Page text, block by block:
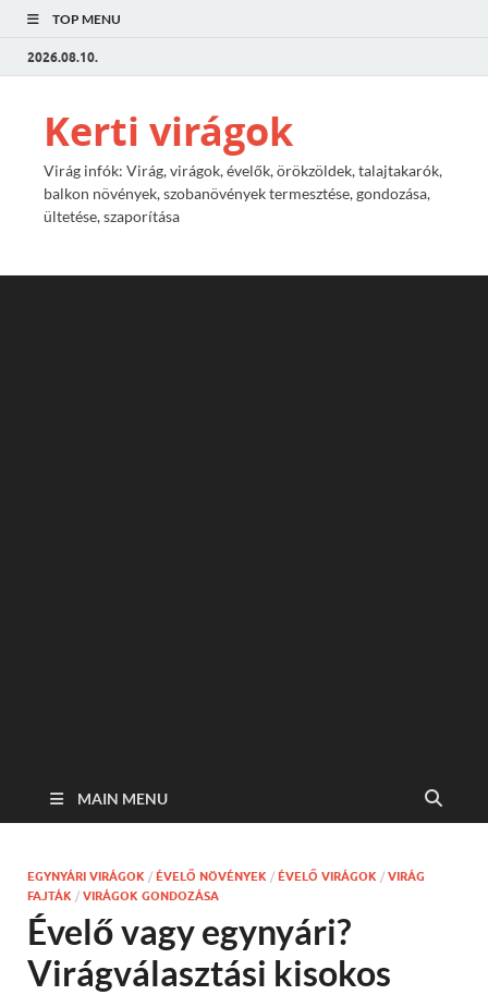
TOP MENU
2026.08.10.
Kerti virágok
Virág infók: Virág, virágok, évelők, örökzöldek, talajtakarók,
balkon növények, szobanövények termesztése, gondozása,
ültetése, szaporítása
MAIN MENU
EGYNYÁRI VIRÁGOK / ÉVELŐ NÖVÉNYEK / ÉVELŐ VIRÁGOK / VIRÁG
FAJTÁK / VIRÁGOK GONDOZÁSA
Évelő vagy egynyári?
Virágválasztási kisokos